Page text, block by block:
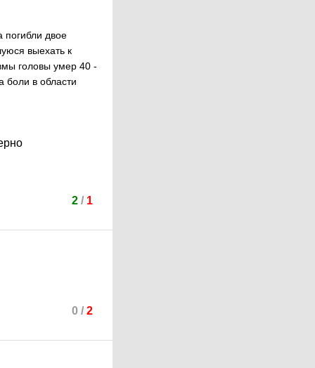
погибли двое
выехать к
головы умер 40 -
боли в области
2/ 1
0 / 2